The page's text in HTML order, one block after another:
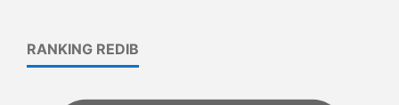
RANKING REDIB